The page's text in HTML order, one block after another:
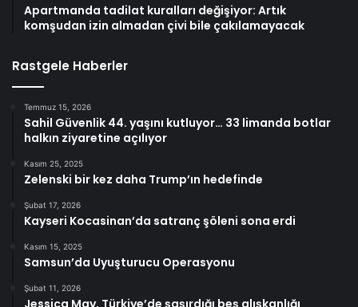
Apartmanda tadilat kuralları değişiyor: Artık
komşudan izin almadan çivi bile çakılamayacak
Rastgele Haberler
Temmuz 15, 2026
Sahil Güvenlik 44. yaşını kutluyor… 33 limanda botlar
halkın ziyaretine açılıyor
Kasım 25, 2025
Zelenski bir kez daha Trump’ın hedefinde
Şubat 17, 2026
Kayseri Kocasinan’da satranç şöleni sona erdi
Kasım 15, 2025
Samsun’da Uyuşturucu Operasyonu
Şubat 11, 2026
Jessica May, Türkiye’de şaşırdığı beş alışkanlığı